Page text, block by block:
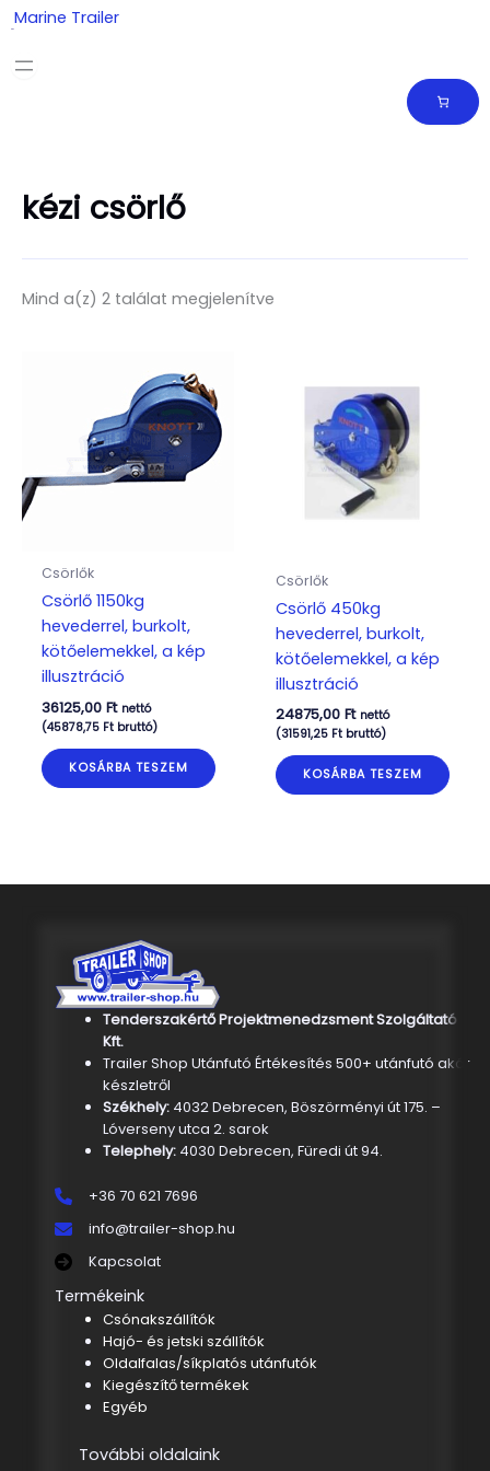
Skip
to
content
Marine Trailer
kézi csörlő
Mind a(z) 2 találat megjelenítve
Csörlők
Csörlő 1150kg
hevederrel, burkolt,
kötőelemekkel, a kép
illusztráció
36125,00 Ft nettó
(45878,75 Ftbruttó)
KOSÁRBA TESZEM
Csörlők
Csörlő 450kg
hevederrel, burkolt,
kötőelemekkel, a kép
illusztráció
24875,00 Ft nettó
(31591,25 Ftbruttó)
KOSÁRBA TESZEM
Tenderszakértő Projektmenedzsment Szolgáltató
Kft.
Trailer Shop Utánfutó Értékesítés 500+ utánfutó akár
készletről
Székhely: 4032 Debrecen, Böszörményi út 175. –
Lóverseny utca 2. sarok
Telephely:4030 Debrecen, Füredi út 94.
+36 70 621 7696
info@trailer-shop.hu
Kapcsolat
Termékeink
Csónakszállítók
Hajó- és jetski szállítók
Oldalfalas/síkplatós utánfutók
Kiegészítő termékek
Egyéb
További oldalaink